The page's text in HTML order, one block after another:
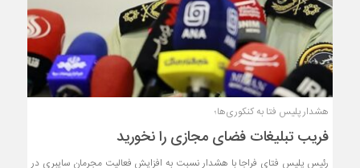
هشدار پلیس فتا به کنکوری‌ها؛
فریب تبلیغات فضای مجازی را نخورید
رئیس پلیس فتای فراجا با هشدار نسبت به افزایش فعالیت مجرمان سایبری در